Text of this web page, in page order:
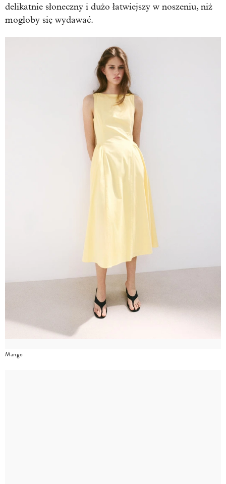
delikatnie słoneczny i dużo łatwiejszy w noszeniu, niż
mogłoby się wydawać.
Mango